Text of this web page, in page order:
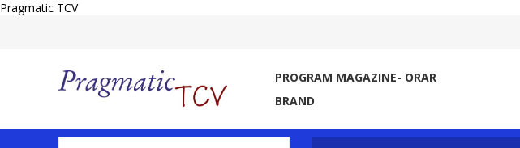
Pragmatic TCV
PROGRAM MAGAZINE- ORAR
BRAND